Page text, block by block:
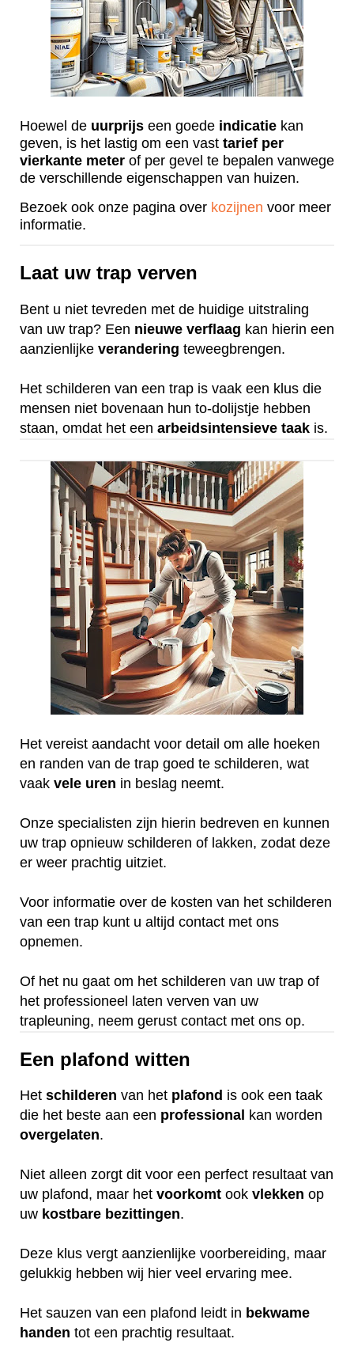
Hoewel de uurprijs een goede indicatie kan
geven, is het lastig om een vast tarief per
vierkante meter of per gevel te bepalen vanwege
de verschillende eigenschappen van huizen.
Bezoek ook onze pagina over kozijnen voor meer
informatie.
Laat uw trap verven
Bent u niet tevreden met de huidige uitstraling
van uw trap? Een nieuwe verflaag kan hierin een
aanzienlijke verandering teweegbrengen.
Het schilderen van een trap is vaak een klus die
mensen niet bovenaan hun to-dolijstje hebben
staan, omdat het een arbeidsintensieve taak is.
Het vereist aandacht voor detail om alle hoeken
en randen van de trap goed te schilderen, wat
vaak vele uren in beslag neemt.
Onze specialisten zijn hierin bedreven en kunnen
uw trap opnieuw schilderen of lakken, zodat deze
er weer prachtig uitziet.
Voor informatie over de kosten van het schilderen
van een trap kunt u altijd contact met ons
opnemen.
Of het nu gaat om het schilderen van uw trap of
het professioneel laten verven van uw
trapleuning, neem gerust contact met ons op.
Een plafond witten
Het schilderen van het plafond is ook een taak
die het beste aan een professional kan worden
overgelaten.
Niet alleen zorgt dit voor een perfect resultaat van
uw plafond, maar het voorkomt ook vlekken op
uw kostbare bezittingen.
Deze klus vergt aanzienlijke voorbereiding, maar
gelukkig hebben wij hier veel ervaring mee.
Het sauzen van een plafond leidt in bekwame
handen tot een prachtig resultaat.